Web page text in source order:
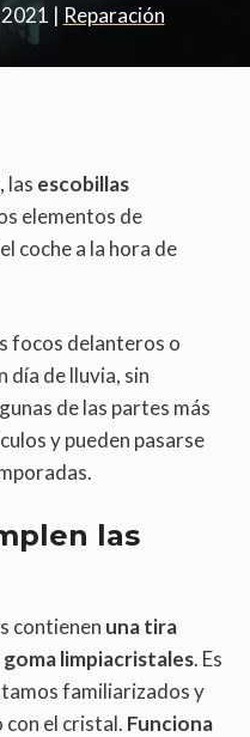
| Reparación
las escobillas
elementos de
coche a la hora de
focos delanteros o
día de lluvia, sin
de las partes más
y pueden pasarse
las
contienen una tira
limpiacristales. Es
familiarizados y
el cristal. Funciona